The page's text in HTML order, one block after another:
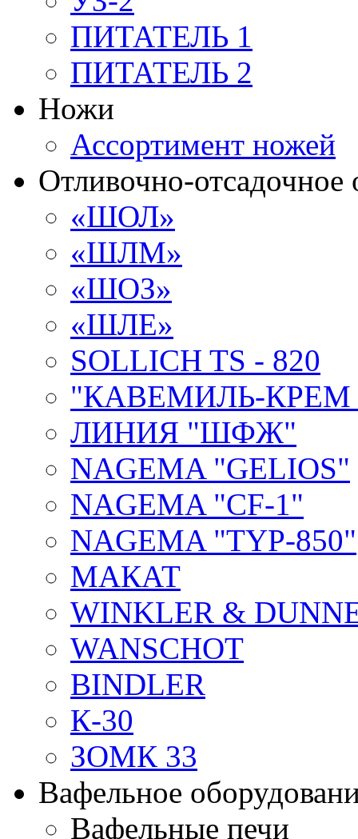
ПИТАТЕЛЬ 1
ПИТАТЕЛЬ 2
Ножи
Ассортимент ножей
Отливочно-отсадочное
«ШОЛ»
«ШЛМ»
«ШОЗ»
«ШЛЕ»
SOLLICH TS - 820
"КАВЕМИЛЬ-КРЕМ
ЛИНИЯ "ШФЖ"
NAGEMA "GELIOS"
NAGEMA "CF-1"
NAGEMA "TYP-850"
МАКАТ
WINKLER &
WANSCHOT
BINDLER
К-30
ЗОМК 33
Вафельное
Вафельные печи